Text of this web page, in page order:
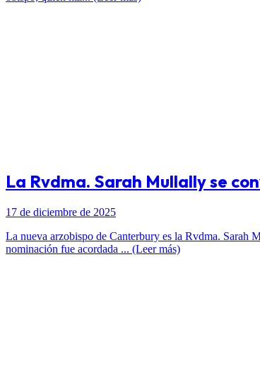
La Rvdma. Sarah Mullally se
17 de diciembre de 2025
La nueva arzobispo de Canterbury es la Rvdma. Sarah
nominación fue acordada ... (Leer más)